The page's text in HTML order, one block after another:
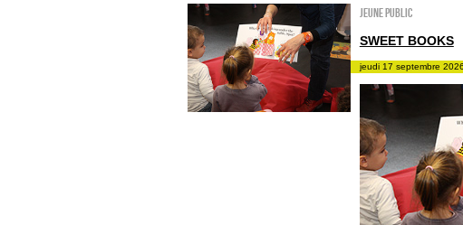
Jeune public
SWEET BOOKS
jeudi 17 septembre